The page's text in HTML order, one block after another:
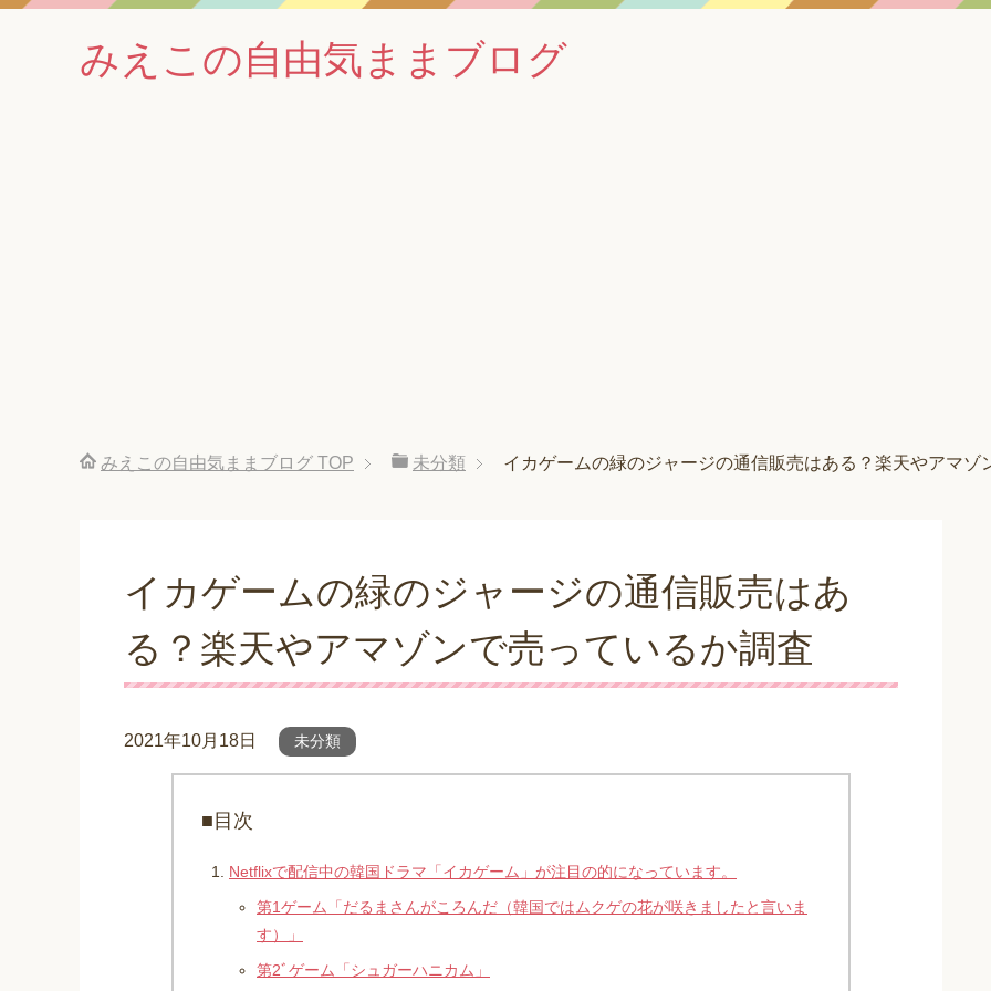
みえこの自由気ままブログ
みえこの自由気ままブログ TOP 未分類 イカゲームの緑のジャージの通信販売はある？楽天やアマゾ
イカゲームの緑のジャージの通信販売はあ
る？楽天やアマゾンで売っているか調査
2021年10月18日 未分類
■目次
Netflixで配信中の韓国ドラマ「イカゲーム」が注目の的になっています。
第1ゲーム「だるまさんがころんだ（韓国ではムクゲの花が咲きましたと言いま
す）」
第2ﾞゲーム「シュガーハニカム」